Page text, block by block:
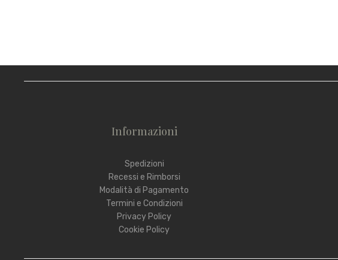
Informazioni
Spedizioni
Recessi e Rimborsi
Modalità di Pagamento
Termini e Condizioni
Privacy Policy
Cookie Policy